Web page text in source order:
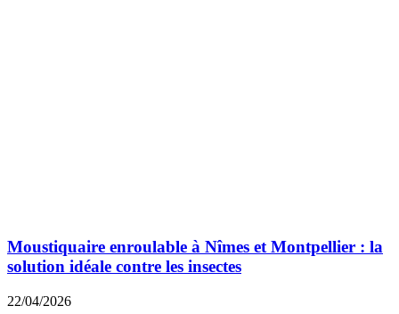
Moustiquaire enroulable à Nîmes et Montpellier : la
solution idéale contre les insectes
22/04/2026